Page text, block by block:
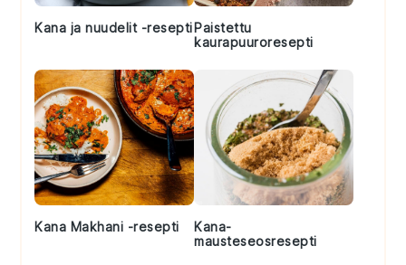
Kana ja nuudelit -reseptiPaistettu
kaurapuuroresepti
Kana Makhani -resepti
Kana-
mausteseosresepti